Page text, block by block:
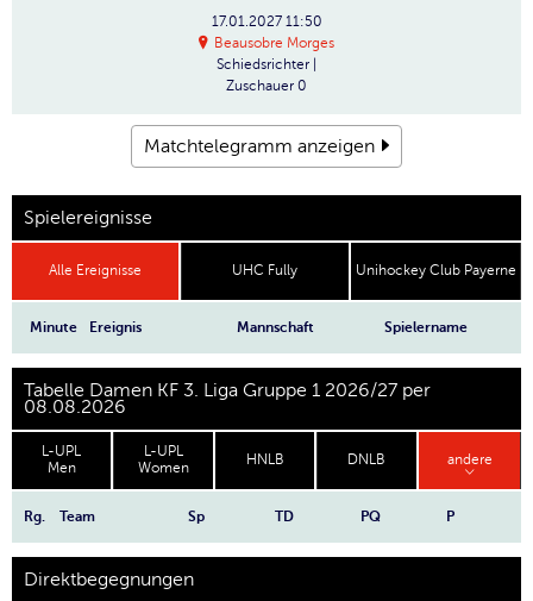
17.01.2027 11:50
Beausobre Morges
Schiedsrichter
Zuschauer 0
Matchtelegramm anzeigen
Spielereignisse
Alle Ereignisse UHC Fully Unihockey Club Payerne
Minute Ereignis Mannschaft Spielername
Tabelle Damen KF 3. Liga Gruppe 1 2026/27 per
08.08.2026
L-UPL
Men
L-UPL
Women
HNLB DNLB andere
Rg. Team Sp TD PQ P
Direktbegegnungen